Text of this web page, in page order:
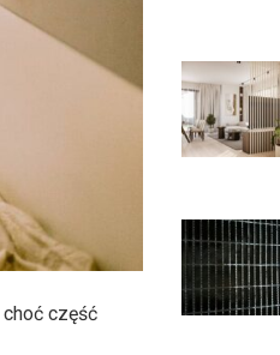
część